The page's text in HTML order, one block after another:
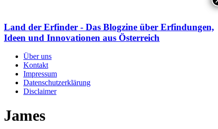
Land der Erfinder - Das Blogzine über Erfindungen,
Ideen und Innovationen aus Österreich
Über uns
Kontakt
Impressum
Datenschutzerklärung
Disclaimer
James